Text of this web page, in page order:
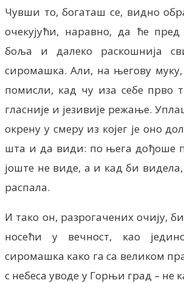
Чувши то, богаташ се, видно
очекујући, наравно, да ће
боља и далеко раскошнија
сиромашка. Али, на његову
помисли, кад чу иза себе прво
гласније и језивије режање.
окрену у смеру из којег је оно
шта и да види: по њега дођоше
јоште не виде, а и кад би
распала.
И тако он, разрогачених очију,
носећи у вечност, као
сиромашка како га са великом
с небеса уводе у Горњи град – не